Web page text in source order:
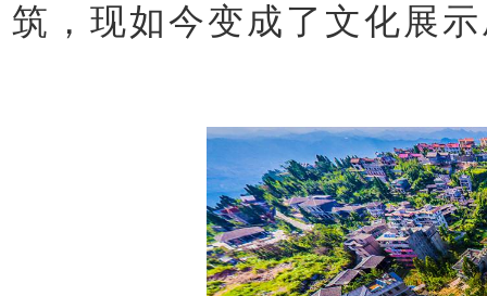
筑，现如今变成了文化展